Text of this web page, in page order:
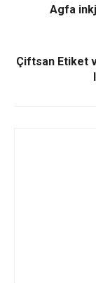
Agfa
Çiftsan Etiket